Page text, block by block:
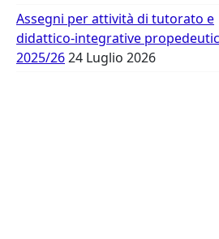
Assegni per attività di tutorato e
didattico-integrative
2025/2624 Luglio 2026